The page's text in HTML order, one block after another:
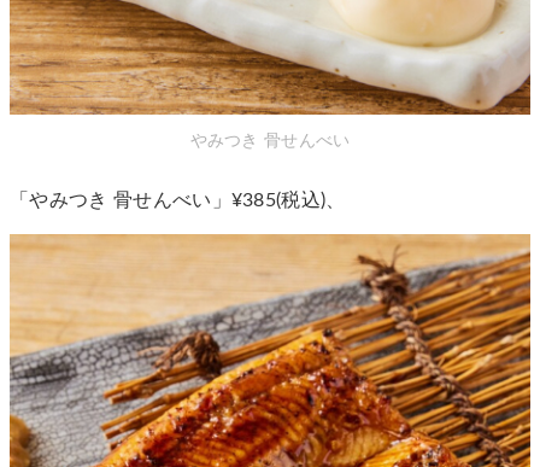
やみつき 骨せんべい
「やみつき 骨せんべい」¥385(税込)、